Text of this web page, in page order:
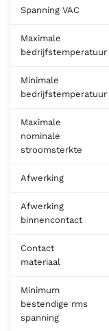
Spanning VAC
Maximale
bedrijfstemperatuur
Minimale
bedrijfstemperatuur
Maximale
nominale
stroomsterkte
Afwerking
Afwerking
binnencontact
Contact
materiaal
Minimum
bestendige rms
spanning